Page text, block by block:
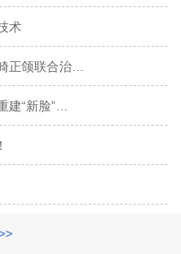
术
正颌联合治…
建“新脸”…